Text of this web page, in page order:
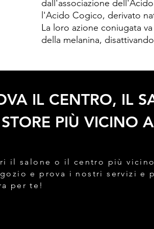
dall'associazione
l'Acido Cogico, derivato
La loro azione coniugata
della melanina,
IL CENTRO, IL
PIÙ VICINO
il salone o il centro più
e prova i nostri servizi e
per te!